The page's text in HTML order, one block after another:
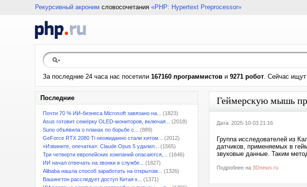
Рекурсивный акроним словосочетания «PHP: Hypertext Preprocessor»
За последние 24 часа нас посетили 167160 программистов и 9271 робот. Сейчас ищут
Последние
Почти 70 % ИИ-бизнеса Microsoft завязано на...
(1823)
Asus готовит семёрку OLED-мониторов, включая...
(2018)
Suno объявила о планах по борьбе с...
(889)
GeForce RTX 2080 Ti неожиданно стали хитом...
(2012)
«Извините, опечатка»: Claude Opus 5 удалил...
(1565)
Три четверти европейских компаний опасаются,...
(1646)
ИИ начал отвечать на звонки в службе...
(1827)
Alibaba нашла способ заработать на открытом...
(1326)
Вашингтон расследует доступ Китая к...
(1371)
Геймерскую мышь
Дата: 2025-10-03 21:16
Группа исследователей из
датчиков, применяемых в
звуковые данные. Таким
Подробнее на 3Dnews.ru